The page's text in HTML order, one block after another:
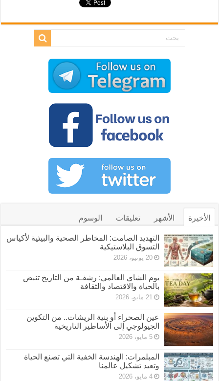
الأخيرة الأشهر تعليقات الوسوم
التهديد الصامت: المخاطر الصحية والبيئية لأكياس
التسوق البلاستيكية
20 يونيو، 2026
يوم الشاي العالمي: رشفـة من التاريخ تنبض
بالحياة والاقتصاد والثقافة
21 مايو، 2026
عين الصحراء أو بنية الريشات.. من التكوين
الجيولوجي إلى الأساطير التاريخية
5 مايو، 2026
المبلمرات: الهندسة الخفية التي تصنع الحياة
وتعيد تشكيل عالمنا
4 مايو، 2026